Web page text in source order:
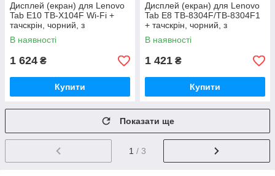
Дисплей (екран) для Lenovo
Tab E10 TB-X104F Wi-Fi +
тачскрін, чорний, з
передньою панеллю
В наявності
1 624 ₴
Купити
Дисплей (екран) для Lenovo
Tab E8 TB-8304F/TB-8304F1
+ тачскрін, чорний, з
передньою панеллю
В наявності
1 421 ₴
Купити
Показати ще
1 / 3